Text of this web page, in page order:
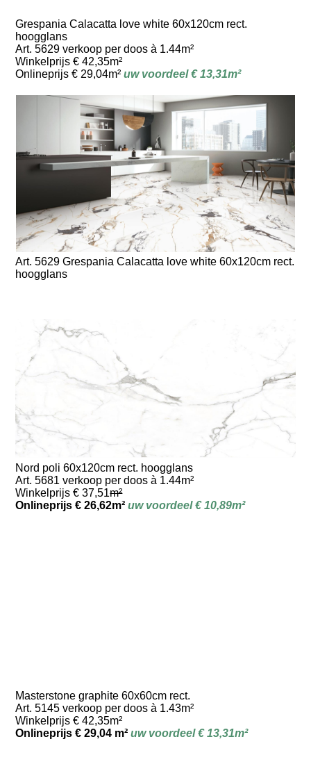
Grespania Calacatta love white 60x120cm rect.
hoogglans
Art. 5629 verkoop per doos à 1.44m²
Winkelprijs € 42,35m²
Onlineprijs € 29,04m²uw voordeel € 13,31m²
Art. 5629 Grespania Calacatta love white 60x120cm rect.
hoogglans
Nord poli 60x120cm rect. hoogglans
Art. 5681 verkoop per doos à 1.44m²
Winkelprijs € 37,51m²
Onlineprijs € 26,62m²uw voordeel € 10,89m²
Masterstone graphite 60x60cm rect.
Art. 5145 verkoop per doos à 1.43m²
Winkelprijs € 42,35m²
Onlineprijs € 29,04 m²uw voordeel € 13,31m²